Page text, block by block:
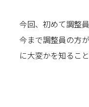
今回、初めて調整
今まで調整員の方
に大変かを知るこ